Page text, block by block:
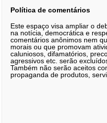
Política de comentários
Este espaço visa ampliar o
na notícia, democrática e
comentários anônimos nem
morais ou que promovam
caluniosos, difamatórios,
agressivos etc. serão
Também não serão aceitos
propaganda de produtos,